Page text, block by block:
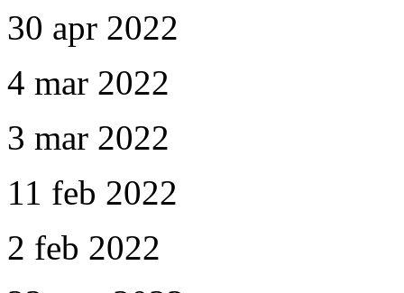
30 apr 2022
4 mar 2022
3 mar 2022
11 feb 2022
2 feb 2022